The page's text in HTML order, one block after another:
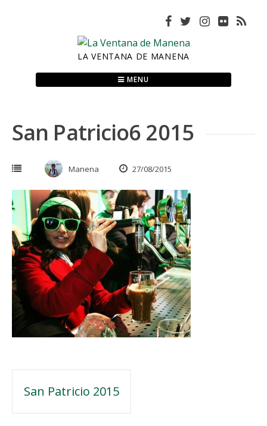
LA VENTANA DE MANENA
MENU
San Patricio6 2015
Manena 27/08/2015
Navegación
de
San Patricio 2015